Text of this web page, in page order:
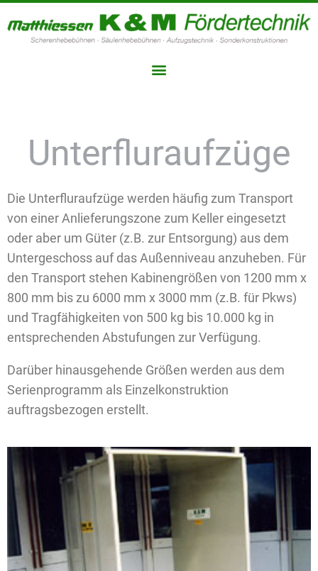
Unterfluraufzüge
Die Unterfluraufzüge werden häufig zum Transport
von einer Anlieferungszone zum Keller eingesetzt
oder aber um Güter (z.B. zur Entsorgung) aus dem
Untergeschoss auf das Außenniveau anzuheben. Für
den Transport stehen Kabinengrößen von 1200 mm x
800 mm bis zu 6000 mm x 3000 mm (z.B. für Pkws)
und Tragfähigkeiten von 500 kg bis 10.000 kg in
entsprechenden Abstufungen zur Verfügung.
Darüber hinausgehende Größen werden aus dem
Serienprogramm als Einzelkonstruktion
auftragsbezogen erstellt.